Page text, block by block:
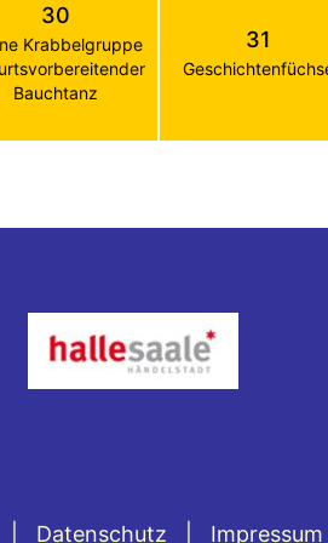
30
Krabbelgruppe
Bauchtanz
31
Datenschutz Impressum